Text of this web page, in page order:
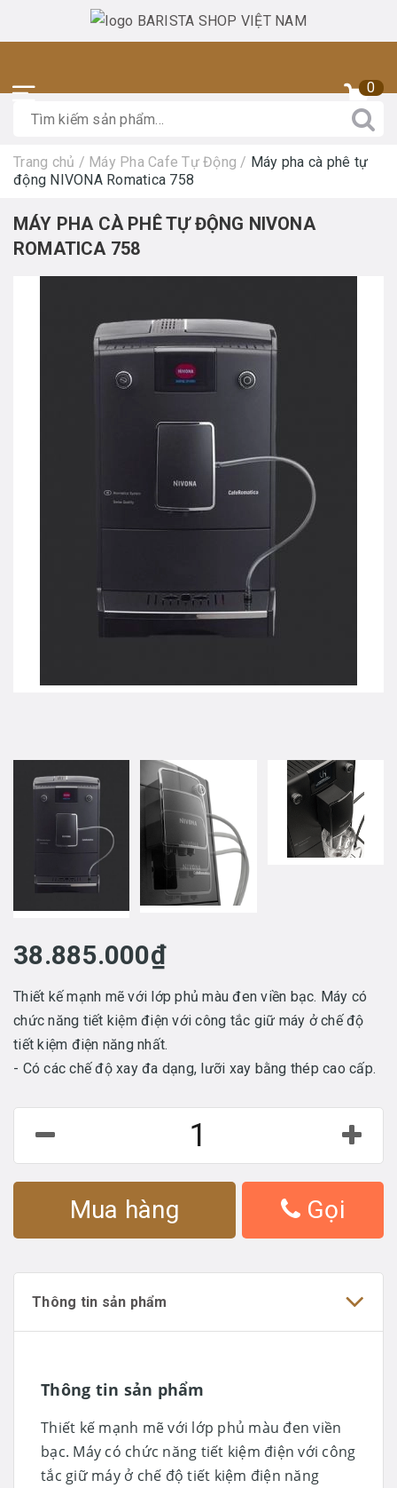
0
Trang chủ / Máy Pha Cafe Tự Động / Máy pha cà phê tự
động NIVONA Romatica 758
MÁY PHA CÀ PHÊ TỰ ĐỘNG NIVONA
ROMATICA 758
38.885.000₫
Thiết kế mạnh mẽ với lớp phủ màu đen viền bạc. Máy có
chức năng tiết kiệm điện với công tắc giữ máy ở chế độ
tiết kiệm điện năng nhất.
- Có các chế độ xay đa dạng, lưỡi xay bằng thép cao cấp.
Mua hàng Gọi
Thông tin sản phẩm
Thông tin sản phẩm
Thiết kế mạnh mẽ với lớp phủ màu đen viền
bạc. Máy có chức năng tiết kiệm điện với công
tắc giữ máy ở chế độ tiết kiệm điện năng